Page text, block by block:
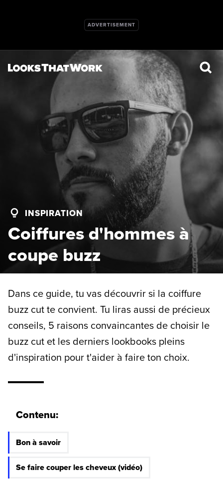
INSPIRATION
Coiffures d'hommes à
coupe buzz
Dans ce guide, tu vas découvrir si la coiffure
buzz cut te convient. Tu liras aussi de précieux
conseils, 5 raisons convaincantes de choisir le
buzz cut et les derniers lookbooks pleins
d'inspiration pour t'aider à faire ton choix.
Contenu:
Bon à savoir
Se faire couper les cheveux (vidéo)